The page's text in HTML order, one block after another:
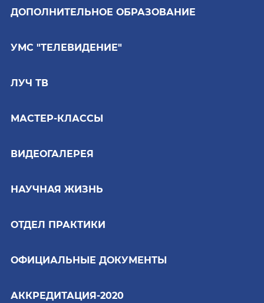
ДОПОЛНИТЕЛЬНОЕ ОБРАЗОВАНИЕ
УМС "ТЕЛЕВИДЕНИЕ"
ЛУЧ ТВ
МАСТЕР-КЛАССЫ
ВИДЕОГАЛЕРЕЯ
НАУЧНАЯ ЖИЗНЬ
ОТДЕЛ ПРАКТИКИ
ОФИЦИАЛЬНЫЕ ДОКУМЕНТЫ
АККРЕДИТАЦИЯ-2020